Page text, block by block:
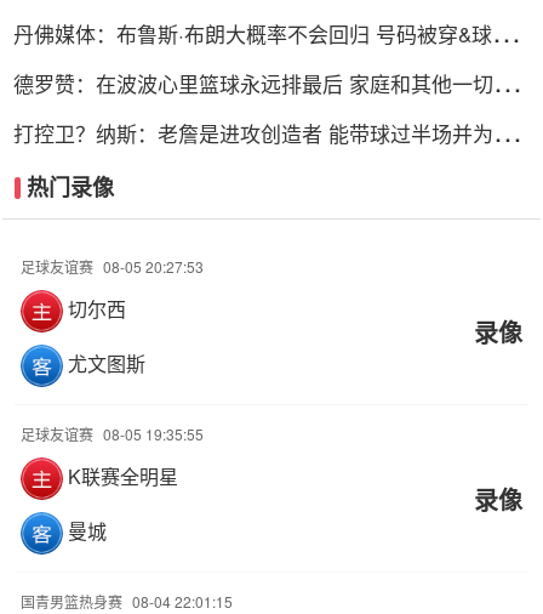
丹佛媒体：布鲁斯·布朗大概率不会回归 号码被穿&球队
德罗赞：在波波心里篮球永远排最后 家庭和其他一切都
打控卫？纳斯：老詹是进攻创造者 能带球过半场并为队
热门录像
足球友谊赛 08-05 20:27:53
切尔西
尤文图斯
录像
足球友谊赛 08-05 19:35:55
K联赛全明星
曼城
录像
国青男篮热身赛 08-04 22:01:15